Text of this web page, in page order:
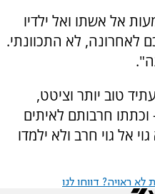
אל אשתו ואל ילדיו
לאחרונה, לא התכוונתי.
טוב יותר וציטט,
וכתתו חרבותם לאיתים
אל גוי חרב ולא ילמדו
ראויה? דווחו לנו